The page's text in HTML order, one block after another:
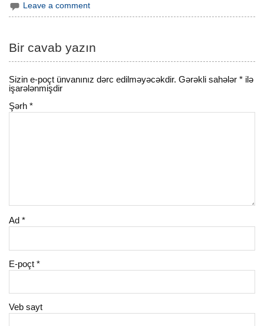
Leave a comment
Bir cavab yazın
Sizin e-poçt ünvanınız dərc edilməyəcəkdir. Gərəkli sahələr* ilə
işarələnmişdir
Şərh*
Ad*
E-poçt*
Veb sayt